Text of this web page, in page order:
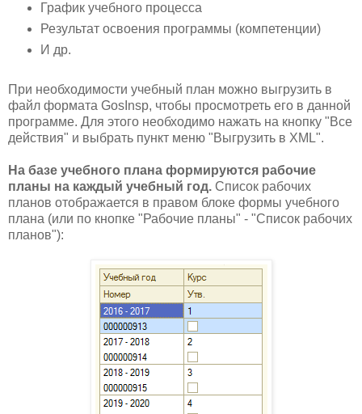
График учебного процесса
Результат освоения программы (компетенции)
И др.
При необходимости учебный план можно выгрузить в
файл формата GosInsp, чтобы просмотреть его в данной
программе. Для этого необходимо нажать на кнопку "Все
действия" и выбрать пункт меню "Выгрузить в XML".
На базе учебного плана формируются рабочие
планы на каждый учебный год. Список рабочих
планов отображается в правом блоке формы учебного
плана (или по кнопке "Рабочие планы" - "Список рабочих
планов"):